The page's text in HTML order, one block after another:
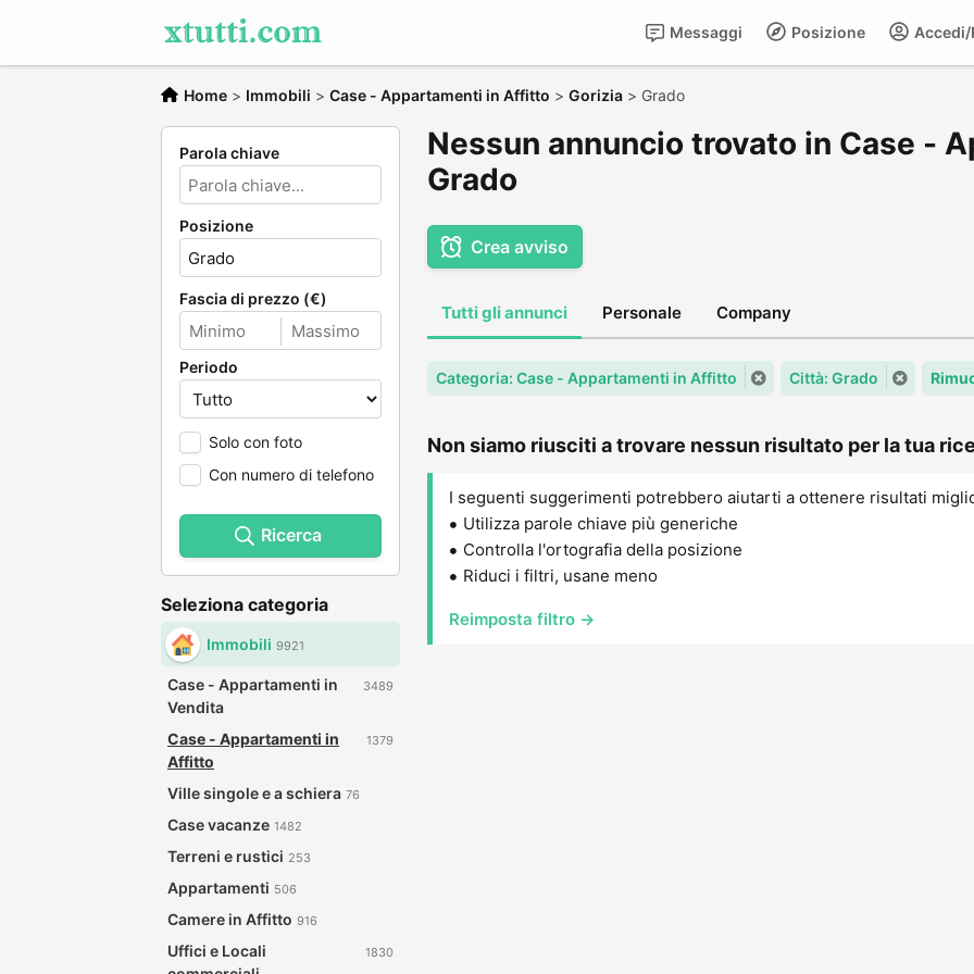
Posizione
Messaggi
Home > Immobili > Case - Appartamenti in Affitto > Gorizia > Grado
Parola chiave
Posizione
Fascia di prezzo (€)
Periodo
Solo con foto
Con numero di telefono
Ricerca
Seleziona categoria
Immobili 9921
Case - Appartamenti in
Vendita
3489
Case - Appartamenti in
Affitto
1379
Ville singole e a schiera 76
Case vacanze 1482
Terreni e rustici 253
Appartamenti 506
Camere in Affitto 916
Uffici e Locali
1830
Nessun annuncio trovato in Case -
Grado
Crea avviso
Tutti gli annunci Personale Company
Categoria: Case - Appartamenti in Affitto Città: Grado
Non siamo riusciti a trovare nessun risultato per la tua
I seguenti suggerimenti potrebbero aiutarti a ottenere risultati
Utilizza parole chiave più generiche
Controlla l'ortografia della posizione
Riduci i filtri, usane meno
Reimposta filtro →